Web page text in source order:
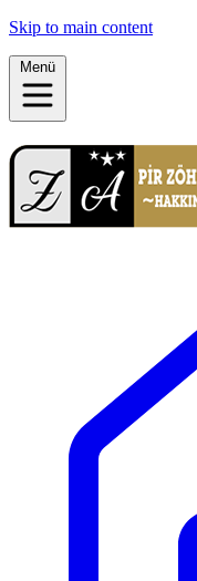
Skip to main content
Menü